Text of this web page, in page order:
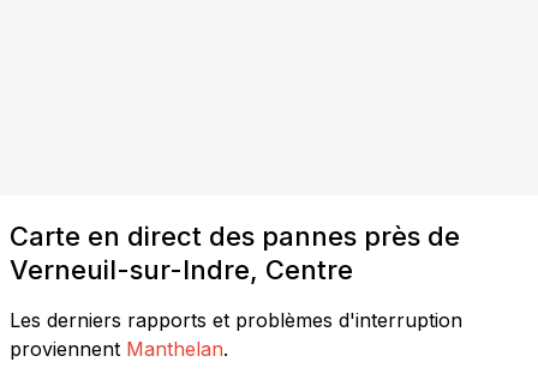
Carte en direct des pannes près de
Verneuil-sur-Indre, Centre
Les derniers rapports et problèmes d'interruption
proviennent Manthelan.